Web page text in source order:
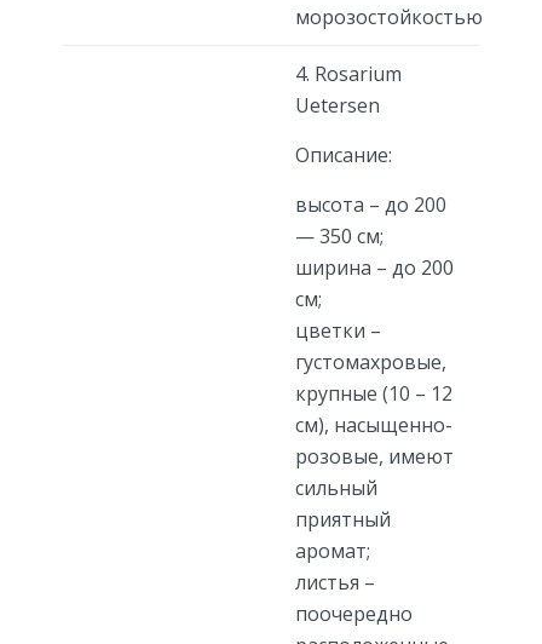
морозостойкостью
4. Rosarium
Uetersen
Описание:
высота – до 200
— 350 см;
ширина – до 200
см;
цветки –
густомахровые,
крупные (10 – 12
см), насыщенно-
розовые, имеют
сильный
приятный
аромат;
листья –
поочередно